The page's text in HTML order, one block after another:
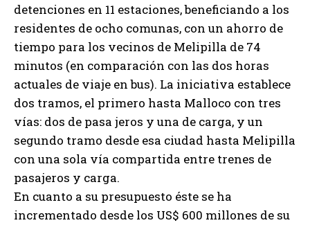
detenciones en 11 estaciones, beneficiando a los
residentes de ocho comunas, con un ahorro de
tiempo para los vecinos de Melipilla de 74
minutos (en comparación con las dos horas
actuales de viaje en bus). La iniciativa establece
dos tramos, el primero hasta Malloco con tres
vías: dos de pasa jeros y una de carga, y un
segundo tramo desde esa ciudad hasta Melipilla
con una sola vía compartida entre trenes de
pasajeros y carga.
En cuanto a su presupuesto éste se ha
incrementado desde los US$ 600 millones de su